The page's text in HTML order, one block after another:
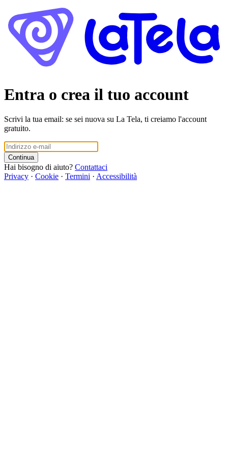
Entra o crea il tuo account
Scrivi la tua email: se sei nuova su La Tela, ti creiamo l'account
gratuito.
Continua
Hai bisogno di aiuto? Contattaci
Privacy · Cookie · Termini · Accessibilità